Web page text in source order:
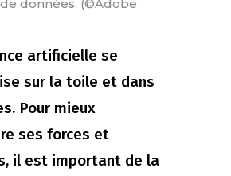
données. (©Adobe
artificielle se
sur la toile et dans
Pour mieux
ses forces et
il est important de la